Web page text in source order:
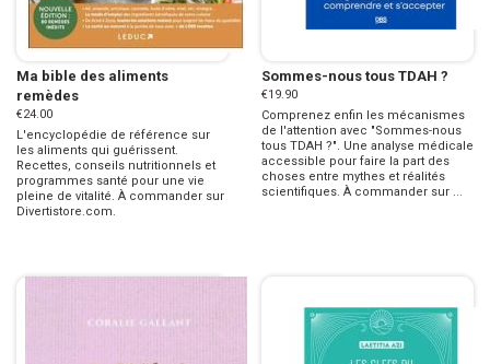
Ma bible des aliments
remèdes
€24.00
L'encyclopédie de référence sur
les aliments qui guérissent.
Recettes, conseils nutritionnels et
programmes santé pour une vie
pleine de vitalité. À commander sur
Divertistore.com.
Sommes-nous tous TDAH ?
€19.90
Comprenez enfin les mécanismes
de l'attention avec "Sommes-nous
tous TDAH ?". Une analyse médicale
accessible pour faire la part des
choses entre mythes et réalités
scientifiques. À commander sur ...